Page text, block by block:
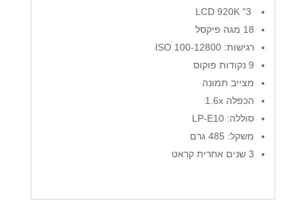
LCD 920K
18 מגה פיקסל
רגישות: 100-12800
ISO
9 נקודות פוקוס
מצייב תמונה
הכפלה 1.6x
סוללה: LP-E10
משקל: 485 גרם
3 שנים אחרית קראט